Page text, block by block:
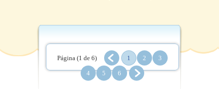
Página (1 de 6) 1 2 3
4 5 6